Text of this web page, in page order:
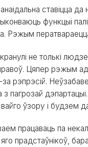
ставіцца
функцыі
Рэжым
не толькі
Цяпер рэжым
рэпрэсій.
з пагрозай
ўзору і будзем
працаваць па
прадстаўнікоў,